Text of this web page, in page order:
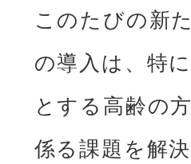
このたびの新
の導⼊は、特
とする⾼齢の
係る課題を解